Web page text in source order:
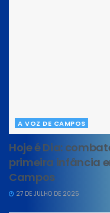
A VOZ DE CAMPOS
Hoje é Dia:
primeira infância
Campos
27 DE JULHO DE 2025